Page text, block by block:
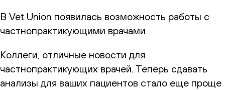
В Vet Union появилась возможность работы с
частнопрактикующими врачами
Коллеги, отличные новости для
частнопрактикующих врачей. Теперь сдавать
анализы для ваших пациентов стало еще проще